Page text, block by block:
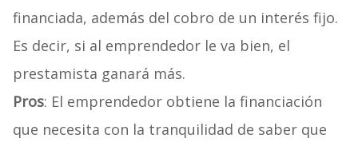
financiada, además del cobro de un interés fijo.
Es decir, si al emprendedor le va bien, el
prestamista ganará más.
Pros: El emprendedor obtiene la financiación
que necesita con la tranquilidad de saber que